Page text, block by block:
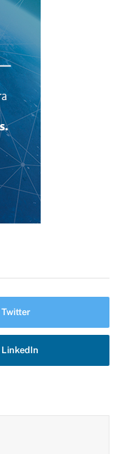
Twitter
LinkedIn